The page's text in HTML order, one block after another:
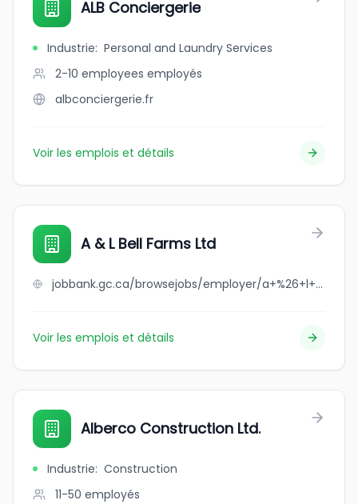
ALB Conciergerie
Industrie: Personal and Laundry Services
2-10 employees employés
albconciergerie.fr
Voir les emplois et détails
A & L Bell Farms Ltd
jobbank.gc.ca/browsejobs/employer/a+%26+l+bell+farms+ltd/ca
Voir les emplois et détails
Alberco Construction Ltd.
Industrie: Construction
11-50 employés